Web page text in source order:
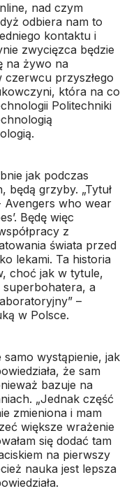
nad czym
odbiera nam to
kontaktu i
zwycięzca będzie
na żywo na
czerwcu przyszłego
która na co
Politechniki
jak podczas
będą grzyby. „Tytuł
Avengers who wear
Będę więc
z
świata przed
lekami. Ta historia
choć jak w tytule,
a
–
w Polsce.
wystąpienie, jak
że sam
bazuje na
„Jednak część
zmieniona i mam
większe wrażenie
się dodać tam
na pierwszy
nauka jest lepsza